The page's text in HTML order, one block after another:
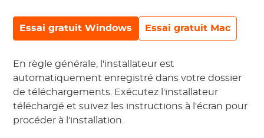
Essai gratuit Windows Essai gratuit Mac
En règle générale, l'installateur est
automatiquement enregistré dans votre dossier
de téléchargements. Exécutez l'installateur
téléchargé et suivez les instructions à l'écran pour
procéder à l'installation.